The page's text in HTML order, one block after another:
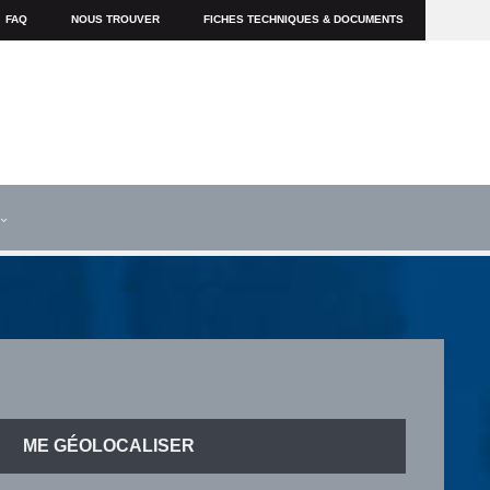
FAQ NOUS TROUVER FICHES TECHNIQUES & DOCUMENTS